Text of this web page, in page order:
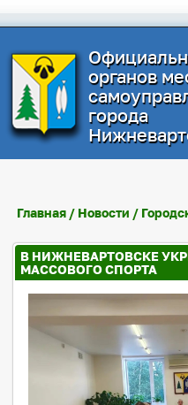
органов
города
Главная / Новости /
В НИЖНЕВАРТОВСКЕ
МАССОВОГО СПОРТА